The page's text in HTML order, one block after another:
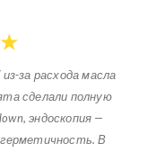
★
из-за расхода масла
сделали полную
эндоскопия —
герметичность. В